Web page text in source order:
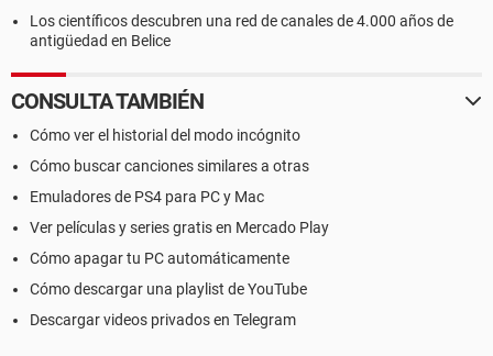
Los científicos descubren una red de canales de 4.000 años de
antigüedad en Belice
CONSULTA TAMBIÉN
Cómo ver el historial del modo incógnito
Cómo buscar canciones similares a otras
Emuladores de PS4 para PC y Mac
Ver películas y series gratis en Mercado Play
Cómo apagar tu PC automáticamente
Cómo descargar una playlist de YouTube
Descargar videos privados en Telegram